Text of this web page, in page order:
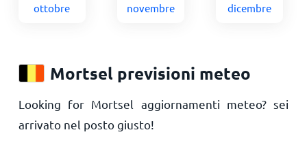
ottobre novembre dicembre
Mortsel previsioni meteo
Looking for Mortsel aggiornamenti meteo? sei
arrivato nel posto giusto!